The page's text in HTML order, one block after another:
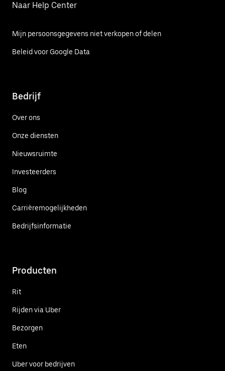
Naar Help Center
Mijn persoonsgegevens niet verkopen of delen
Beleid voor Google Data
Bedrijf
Over ons
Onze diensten
Nieuwsruimte
Investeerders
Blog
Carrièremogelijkheden
Bedrijfsinformatie
Producten
Rit
Rijden via Uber
Bezorgen
Eten
Uber voor bedrijven